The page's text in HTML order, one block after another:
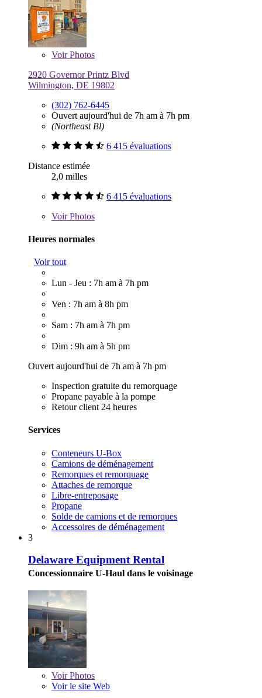
VoirPhotos
2920 Governor Printz Blvd
Wilmington, DE 19802
(302) 762-6445
Ouvert aujourd'hui de 7h am à 7h pm
(Northeast Bl)
6 415 évaluations
Distance estimée
2,0 milles
6 415 évaluations
VoirPhotos
Heures normales
Voir tout
Lun - Jeu : 7h am à 7h pm
Ven : 7h am à 8h pm
Sam : 7h am à 7h pm
Dim : 9h am à 5h pm
Ouvert aujourd'hui de 7h am à 7h pm
Inspection gratuite du remorquage
Propane payable à la pompe
Retour client 24 heures
Services
Conteneurs U-Box
Camions de déménagement
Remorques et remorquage
Attaches de remorque
Libre-entreposage
Propane
Solde de camions et de remorques
Accessoires de déménagement
3
Delaware Equipment Rental
Concessionnaire U-Haul dans le voisinage
VoirPhotos
Voir le site Web